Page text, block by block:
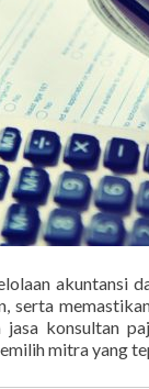
akuntansi
serta
jasa konsultan
mitra yang